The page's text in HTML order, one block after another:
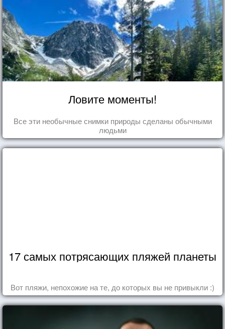
Ловите моменты!
Все эти необычные снимки природы сделаны обычными
людьми
17 самых потрясающих пляжей планеты
Вот пляжи, непохожие на те, до которых вы не привыкли :)